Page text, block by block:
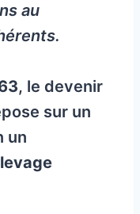
au
, le devenir
sur un
un